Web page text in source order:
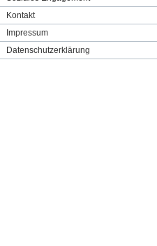
Kontakt
Impressum
Datenschutzerklärung